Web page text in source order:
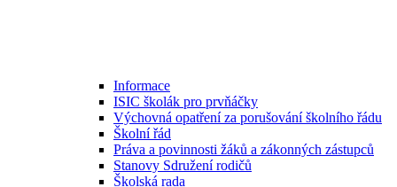
Informace
ISIC školák pro prvňáčky
Výchovná opatření za porušování školního řádu
Školní řád
Práva a povinnosti žáků a zákonných zástupců
Stanovy Sdružení rodičů
Školská rada